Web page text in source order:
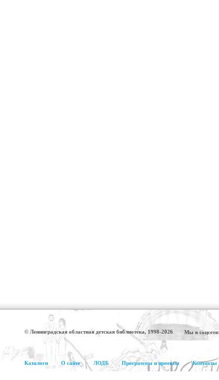
© Ленинградская областная детская библиотека, 1998-2026 Мы в
Каталоги О сайте ЛОДБ Программы и проекты Контакты